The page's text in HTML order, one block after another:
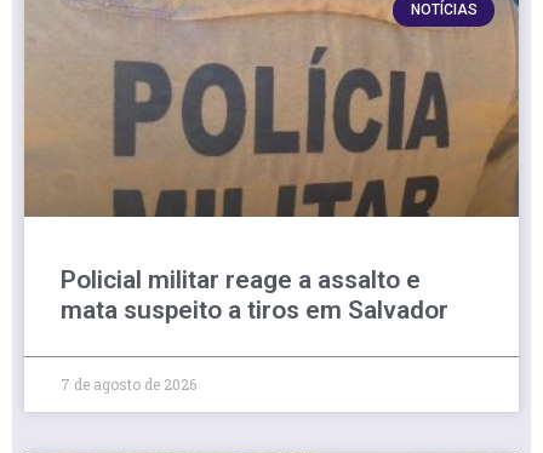
NOTÍCIAS
Policial militar reage a assalto e
mata suspeito a tiros em Salvador
7 de agosto de 2026